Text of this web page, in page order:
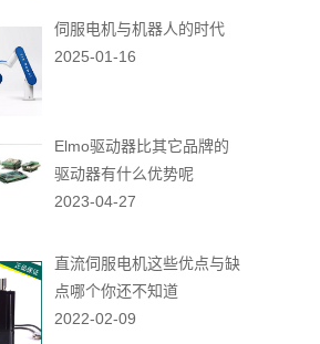
伺服电机与机器人的时代
2025-01-16
Elmo驱动器比其它品牌的
驱动器有什么优势呢
2023-04-27
直流伺服电机这些优点与缺
点哪个你还不知道
2022-02-09